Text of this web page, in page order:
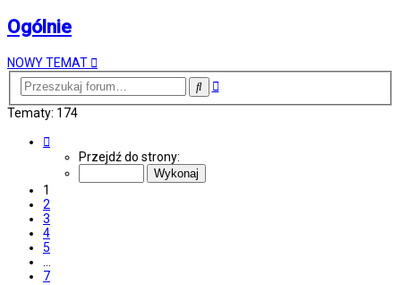
Ogólnie
NOWY TEMAT
SzukajWyszukiwanie
Tematy: 174
Przejdź do strony:
1
2
3
4
5
…
7